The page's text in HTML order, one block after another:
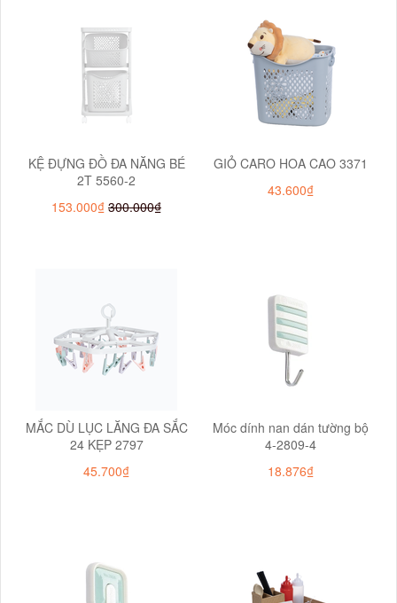
KỆ ĐỰNG ĐỒ ĐA NĂNG BÉ
2T 5560-2
153.000₫ 300.000₫
GIỎ CARO HOA CAO 3371
43.600₫
MẮC DÙ LỤC LĂNG ĐA SẮC
24 KẸP 2797
45.700₫
Móc dính nan dán tường bộ
4-2809-4
18.876₫